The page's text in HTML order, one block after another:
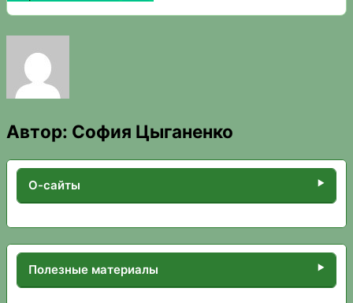
Автор: София Цыганенко
О-сайты
Полезные материалы